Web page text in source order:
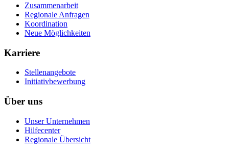
Zusammenarbeit
Regionale Anfragen
Koordination
Neue Möglichkeiten
Karriere
Stellenangebote
Initiativbewerbung
Über uns
Unser Unternehmen
Hilfecenter
Regionale Übersicht